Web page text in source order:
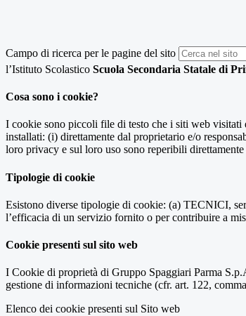
Campo di ricerca per le pagine del sito
l’Istituto Scolastico Scuola Secondaria Statale di
Cosa sono i cookie?
I cookie sono piccoli file di testo che i siti web visitati
installati: (i) direttamente dal proprietario e/o
loro privacy e sul loro uso sono reperibili
Tipologie di cookie
Esistono diverse tipologie di cookie: (a) TECNICI,
l’efficacia di un servizio fornito o per contribuire a
Cookie presenti sul sito web
I Cookie di proprietà di Gruppo Spaggiari Parma
gestione di informazioni tecniche (cfr. art. 122,
Elenco dei cookie presenti sul Sito web